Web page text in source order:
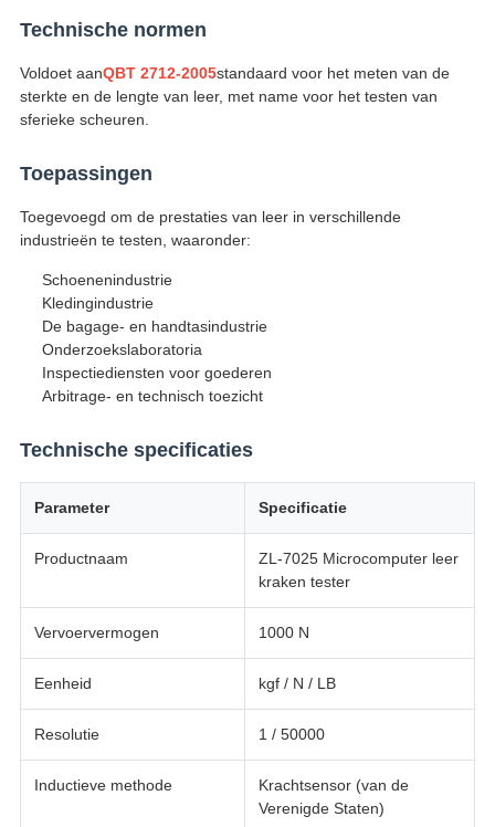
Technische normen
Voldoet aanQBT 2712-2005standaard voor het meten van de
sterkte en de lengte van leer, met name voor het testen van
sferieke scheuren.
Toepassingen
Toegevoegd om de prestaties van leer in verschillende
industrieën te testen, waaronder:
Schoenenindustrie
Kledingindustrie
De bagage- en handtasindustrie
Onderzoekslaboratoria
Inspectiediensten voor goederen
Arbitrage- en technisch toezicht
Technische specificaties
Parameter Specificatie
Productnaam
ZL-7025 Microcomputer leer
kraken tester
Vervoervermogen 1000 N
Eenheid kgf / N / LB
Resolutie 1 / 50000
Inductieve methode
Krachtsensor (van de
Verenigde Staten)